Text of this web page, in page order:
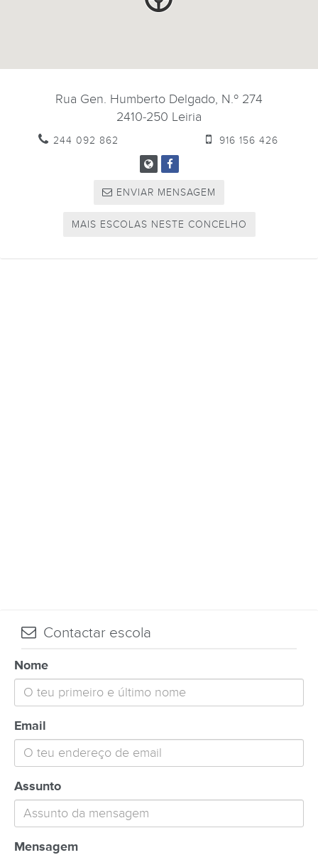
Rua Gen. Humberto Delgado, N.º 274
2410-250 Leiria
244 092 862 916 156 426
ENVIAR MENSAGEM
MAIS ESCOLAS NESTE CONCELHO
Contactar escola
Nome
Email
Assunto
Mensagem